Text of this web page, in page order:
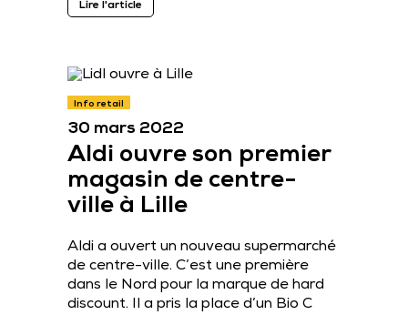
Lire l'article
Info retail
30 mars 2022
Aldi ouvre son premier
magasin de centre-
ville à Lille
Aldi a ouvert un nouveau supermarché
de centre-ville. C’est une première
dans le Nord pour la marque de hard
discount. Il a pris la place d’un Bio C